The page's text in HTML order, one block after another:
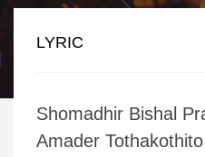
LYRIC
Shomadhir Bishal
Amader